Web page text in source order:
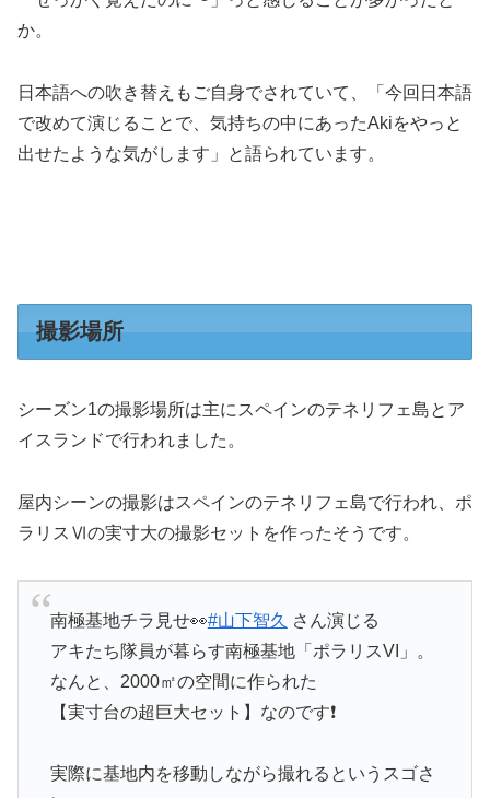
か。
日本語への吹き替えもご自身でされていて、「今回日本語
で改めて演じることで、気持ちの中にあったAkiをやっと
出せたような気がします」と語られています。
撮影場所
シーズン1の撮影場所は主にスペインのテネリフェ島とア
イスランドで行われました。
屋内シーンの撮影はスペインのテネリフェ島で行われ、ポ
ラリスⅥの実寸大の撮影セットを作ったそうです。
南極基地チラ見せ👀#山下智久 さん演じる
アキたち隊員が暮らす南極基地「ポラリスVI」。
なんと、2000㎡の空間に作られた
【実寸台の超巨大セット】なのです❗
実際に基地内を移動しながら撮れるというスゴさ